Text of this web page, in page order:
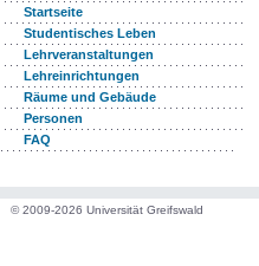
Startseite
Studentisches Leben
Lehrveranstaltungen
Lehreinrichtungen
Räume und Gebäude
Personen
FAQ
© 2009-2026 Universität Greifswald